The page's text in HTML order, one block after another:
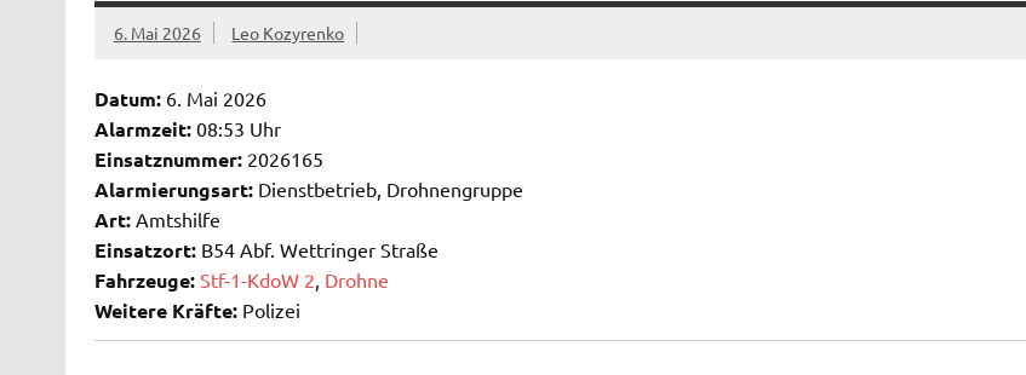
6. Mai 2026 Leo Kozyrenko
Datum:6. Mai 2026
Alarmzeit:08:53 Uhr
Einsatznummer:2026165
Alarmierungsart:Dienstbetrieb, Drohnengruppe
Art:Amtshilfe
Einsatzort:B54 Abf. Wettringer Straße
Fahrzeuge: Stf-1-KdoW 2, Drohne
Weitere Kräfte:Polizei